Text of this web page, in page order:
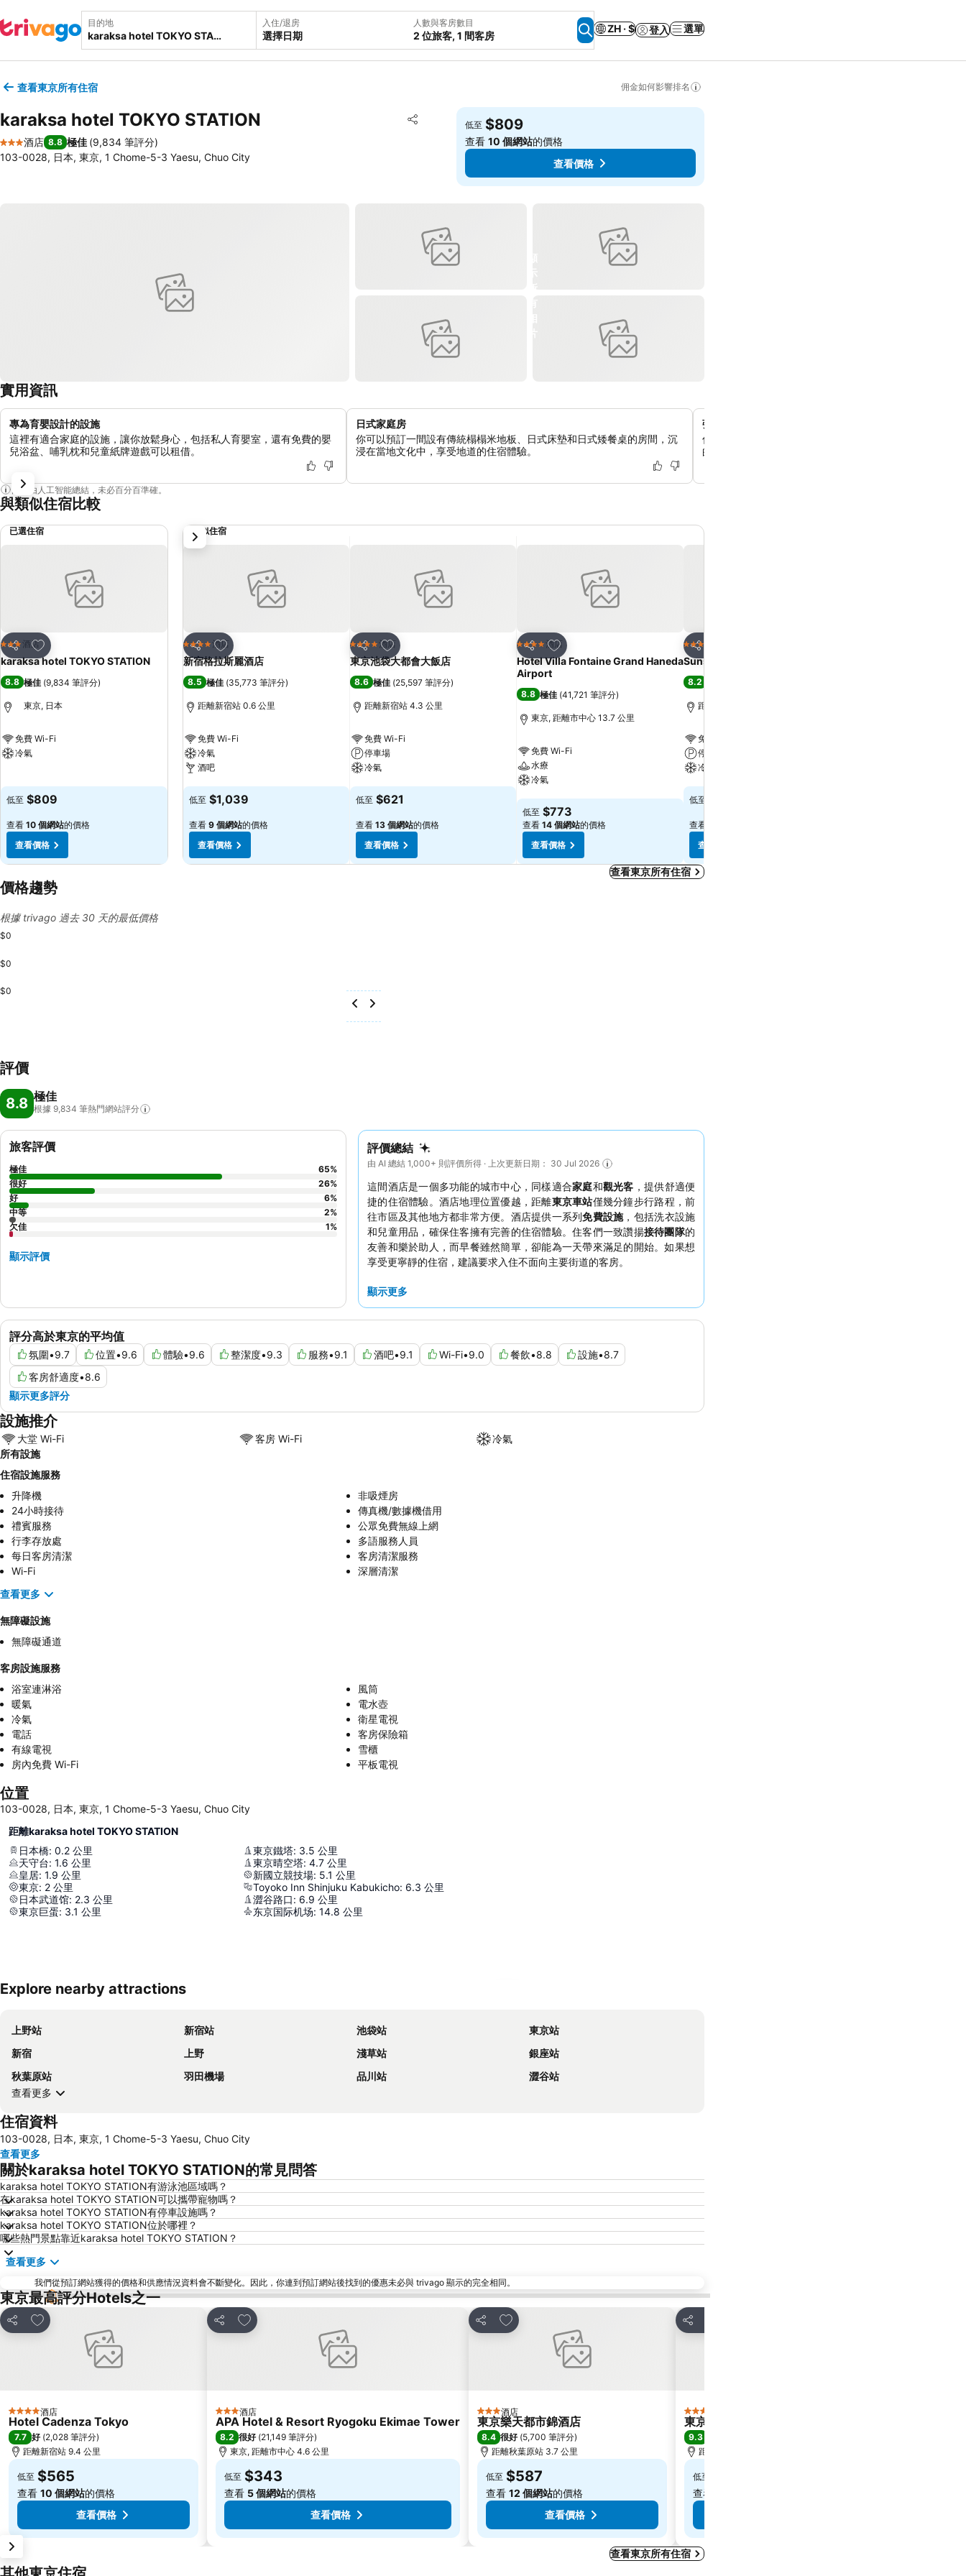
目的地 入住/退房
選擇日期
人數與客房數目
2 位旅客, 1 間客房
ZH · $ 登入 選單
查看東京所有住宿 佣金如何影響排名
karaksa hotel TOKYO STATION 分享
放到收藏夾
3 星級
酒店 8.8 極佳 (9,834 筆評分)
103-0028, 日本, 東京, 1 Chome-5-3 Yaesu, Chuo City
低至 $809
查看10 個網站的價格
查看價格
實用資訊
專為育嬰設計的設施
這裡有適合家庭的設施，讓你放鬆身心，包括私人育嬰室，還有免費的嬰
兒浴盆、哺乳枕和兒童紙牌遊戲可以租借。
日式家庭房
你可以預訂一間設有傳統榻榻米地板、日式床墊和日式矮餐桌的房間，沉
浸在當地文化中，享受地道的住宿體驗。
彈性早餐券系統
你可以選擇在飯店內享用歐陸式自助早餐，或者將餐券換
的代金券，在附近的 Yaechika 地下街使用。
內容由人工智能總結，未必百分百準確。
與類似住宿比較
已選住宿
分享
放到收藏夾
3 星級酒店
karaksa hotel TOKYO STATION
8.8 極佳 (9,834 筆評分)
東京, 日本
免費 Wi-Fi
冷氣
低至 $809
查看 10 個網站的價格
查看價格
類似住宿
分享
放到收藏夾
4 星級 酒店
新宿格拉斯麗酒店
8.5 極佳 (35,773 筆評分)
距離新宿站 0.6 公里
免費 Wi-Fi
冷氣
酒吧
查看價格
低至 $1,039
查看 9 個網站的價格
查看價格
分享
放到收藏夾
4 星級 酒店
東京池袋大都會大飯店
8.6 極佳 (25,597 筆評分)
距離新宿站 4.3 公里
免費 Wi-Fi
停車場
冷氣
查看價格
低至 $621
查看 13 個網站的價格
查看價格
分享
放到收藏夾
4 星級 酒店
Hotel Villa Fontaine Grand Haneda
Airport
8.8 極佳 (41,721 筆評分)
東京, 距離市中心 13.7 公里
免費 Wi-Fi
水療
冷氣
查看價格
低至 $773
查看 14 個網站的價格
查看價格
分享
4 星級
Sunshine City Prince Hotel
8.2
距離新宿站 5.3 公里
免費 Wi-Fi
停車場
冷氣
查看價格
低至
查看
查看價格
下一步
查看東京所有住宿
價格趨勢
根據 trivago 過去 30 天的最低價格
$0
$0
$0
評價
8.8 極佳
根據 9,834 筆熱門網站評分
評價總結
由 AI 總結 1,000+ 則評價所得 · 上次更新日期： 30 Jul 2026
這間酒店是一個多功能的城市中心，同樣適合家庭和觀光客 ，提供舒適便
捷的住宿體驗。酒店地理位置優越，距離東京車站僅幾分鐘步行路程，前
往市區及其他地方都非常方便。酒店提供一系列免費設施，包括洗衣設施
和兒童用品，確保住客擁有完善的住宿體驗。住客們一致讚揚接待團隊的
友善和樂於助人，而早餐雖然簡單，卻能為一天帶來滿足的開始。如果想
享受更寧靜的住宿，建議要求入住不面向主要街道的客房。
顯示更多
評分高於東京的平均值
氛圍•9.7 位置•9.6 體驗•9.6 整潔度•9.3 服務•9.1 酒吧•9.1 Wi-Fi•9.0 餐飲•8.8 設施•8.7
客房舒適度•8.6
顯示更多評分
旅客評價
極佳 65%
很好
26%
好
6%
中等
2%
欠佳
1%
顯示評價
設施推介
大堂 Wi-Fi 客房 Wi-Fi
冷氣
所有設施
住宿設施服務
升降機
非吸煙房
24小時接待
傳真機/數據機借用
禮賓服務
公眾免費無線上網
行李存放處
多語服務人員
每日客房清潔
客房清潔服務
Wi-Fi
深層清潔
查看更多
無障礙設施
無障礙通道
客房設施服務
浴室連淋浴
風筒
暖氣
電水壺
冷氣
衛星電視
電話
客房保險箱
有線電視
雪櫃
房內免費 Wi-Fi
平板電視
位置
103-0028, 日本, 東京, 1 Chome-5-3 Yaesu, Chuo City
距離karaksa hotel TOKYO STATION
日本橋: 0.2 公里
天守台: 1.6 公里
皇居: 1.9 公里
東京: 2 公里
日本武道馆: 2.3 公里
東京巨蛋: 3.1 公里
東京鐵塔: 3.5 公里
東京晴空塔: 4.7 公里
新國立競技場: 5.1 公里
Toyoko Inn Shinjuku Kabukicho: 6.3 公里
澀谷路口: 6.9 公里
东京国际机场: 14.8 公里
Explore nearby attractions
上野站 新宿站 池袋站
東京站
新宿
上野 淺草站
銀座站
秋葉原站
羽田機場 品川站
澀谷站
查看更多
住宿資料
103-0028, 日本, 東京, 1 Chome-5-3 Yaesu, Chuo City
查看更多
關於karaksa hotel TOKYO STATION的常見問答
karaksa hotel TOKYO STATION有游泳池區域嗎？
在karaksa hotel TOKYO STATION可以攜帶寵物嗎？
karaksa hotel TOKYO STATION有停車設施嗎？
karaksa hotel TOKYO STATION位於哪裡？
哪些熱門景點靠近karaksa hotel TOKYO STATION？
查看更多
我們從預訂網站獲得的價格和供應情況資料會不斷變化。因此，你連到預訂網站後找到的優惠未必與 trivago 顯示的完全相同。
東京最高評分Hotels之一
分享
放到收藏夾
4 星級 酒店
Hotel Cadenza Tokyo
7.7 好 (2,028 筆評分)
距離新宿站 9.4 公里
低至 $565
查看 10 個網站的價格
查看價格
分享
放到收藏夾
3 星級酒店
APA Hotel & Resort Ryogoku Ekimae Tower
8.2 很好 (21,149 筆評分)
東京, 距離市中心 4.6 公里
低至 $343
查看 5 個網站的價格
查看價格
分享
放到收藏夾
3 星級酒店
東京樂天都市錦酒店
8.4 很好 (5,700 筆評分)
距離秋葉原站 3.7 公里
低至 $587
查看 12 個網站的價格
查看價格
分享
5 星級
東京宮殿酒店
9.3
距離秋葉原站 1.9 公里
低至
查看
查看東京所有住宿